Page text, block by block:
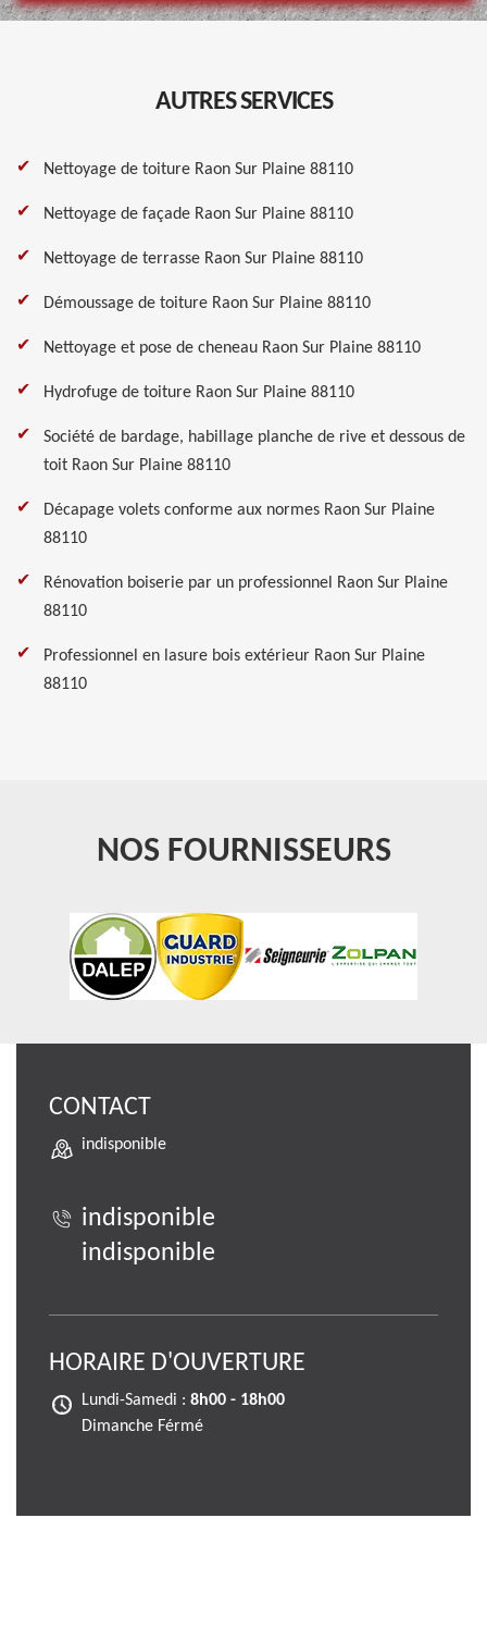
AUTRES SERVICES
Nettoyage de toiture Raon Sur Plaine 88110
Nettoyage de façade Raon Sur Plaine 88110
Nettoyage de terrasse Raon Sur Plaine 88110
Démoussage de toiture Raon Sur Plaine 88110
Nettoyage et pose de cheneau Raon Sur Plaine 88110
Hydrofuge de toiture Raon Sur Plaine 88110
Société de bardage, habillage planche de rive et dessous de
toit Raon Sur Plaine 88110
Décapage volets conforme aux normes Raon Sur Plaine
88110
Rénovation boiserie par un professionnel Raon Sur Plaine
88110
Professionnel en lasure bois extérieur Raon Sur Plaine
88110
NOS FOURNISSEURS
CONTACT
indisponible
indisponible
indisponible
HORAIRE D'OUVERTURE
Lundi-Samedi : 8h00 - 18h00
Dimanche Férmé